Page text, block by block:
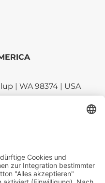
| WA 98374 | USA